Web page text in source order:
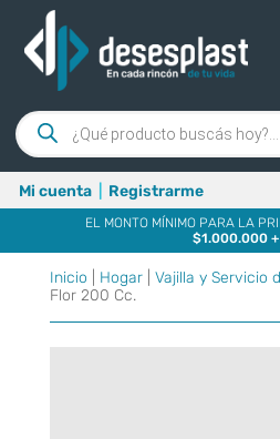
Búsqueda
de
productos
Mi cuenta Registrarme
EL MONTO MÍNIMO PARA LA
$1.000.000 +
Inicio Hogar| Vajilla y Servicio
Flor 200 Cc.